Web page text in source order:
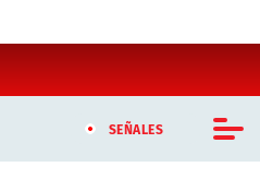
SEÑALES